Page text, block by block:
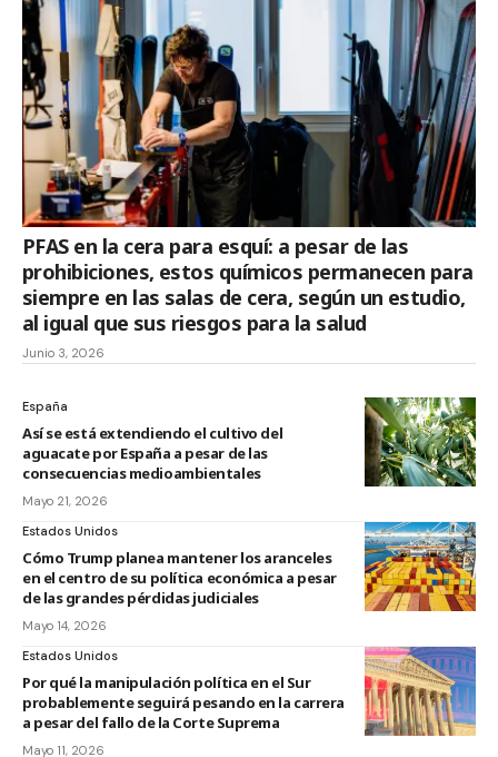
PFAS en la cera para esquí: a pesar de las
prohibiciones, estos químicos permanecen para
siempre en las salas de cera, según un estudio,
al igual que sus riesgos para la salud
Junio 3, 2026
España
Así se está extendiendo el cultivo del
aguacate por España a pesar de las
consecuencias medioambientales
Mayo 21, 2026
Estados Unidos
Cómo Trump planea mantener los aranceles
en el centro de su política económica a pesar
de las grandes pérdidas judiciales
Mayo 14, 2026
Estados Unidos
Por qué la manipulación política en el Sur
probablemente seguirá pesando en la carrera
a pesar del fallo de la Corte Suprema
Mayo 11, 2026